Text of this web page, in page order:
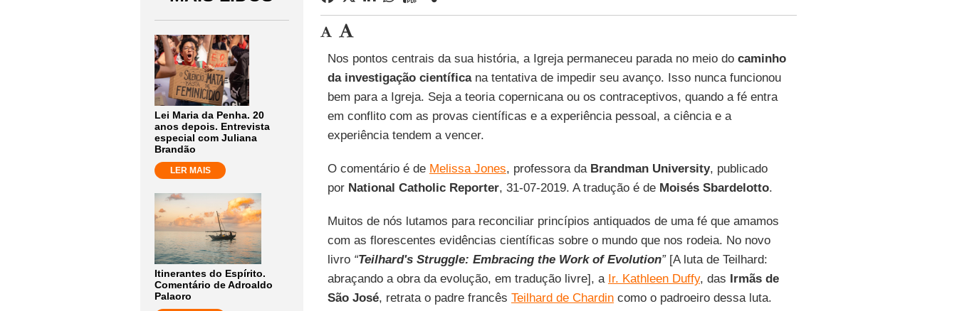
Lei Maria da Penha. 20
anos depois. Entrevista
especial com Juliana
Brandão
LER MAIS
Itinerantes do Espírito.
Comentário de Adroaldo
Palaoro
Nos pontos centrais da sua história, a Igreja permaneceu parada no meio do caminho
da investigação científicana tentativa de impedir seu avanço. Isso nunca funcionou
bem para a Igreja. Seja a teoria copernicana ou os contraceptivos, quando a fé entra
em conflito com as provas científicas e a experiência pessoal, a ciência e a
experiência tendem a vencer.
O comentário é de Melissa Jones, professora da Brandman University, publicado
por National Catholic Reporter, 31-07-2019. A tradução é de Moisés Sbardelotto.
Muitos de nós lutamos para reconciliar princípios antiquados de uma fé que amamos
com as florescentes evidências científicas sobre o mundo que nos rodeia. No novo
livro “Teilhard's Struggle: Embracing the Work of Evolution”[A luta de Teilhard:
abraçando a obra da evolução, em tradução livre], a Ir. Kathleen Duffy, das Irmãs de
São José, retrata o padre francês Teilhard de Chardincomo o padroeiro dessa luta.